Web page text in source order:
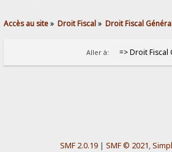
Accès au site» Droit Fiscal» Droit Fiscal
Aller à:
SMF 2.0.19| SMF © 2021,